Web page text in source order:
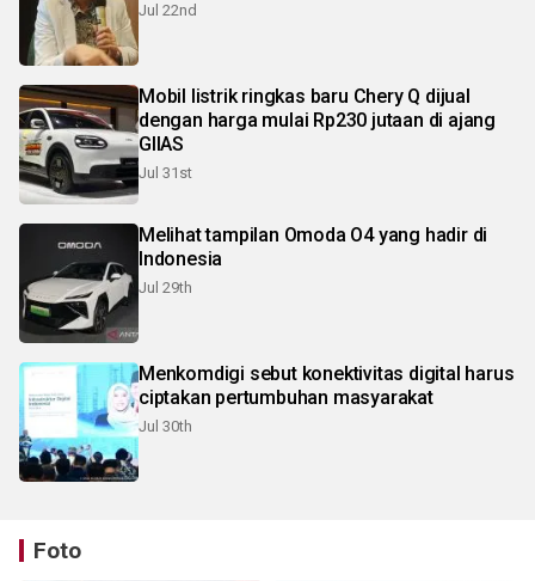
Jul 22nd
Mobil listrik ringkas baru Chery Q dijual
dengan harga mulai Rp230 jutaan di ajang
GIIAS
Jul 31st
Melihat tampilan Omoda O4 yang hadir di
Indonesia
Jul 29th
Menkomdigi sebut konektivitas digital harus
ciptakan pertumbuhan masyarakat
Jul 30th
Foto